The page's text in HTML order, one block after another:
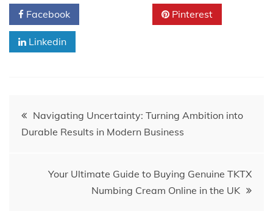
Facebook Pinterest
Linkedin
Post
navigation
Navigating Uncertainty: Turning Ambition into
Durable Results in Modern Business
Your Ultimate Guide to Buying Genuine TKTX
Numbing Cream Online in the UK